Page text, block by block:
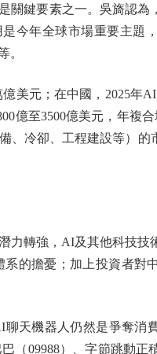
鍵要素之一。吳旖認為
今年全球市場重要主題
。
元；在中國，2025年AI
億至3500億美元，年複
冷卻、工程建設等）的
轉強，AI及其他科技技
的擔憂；加上投資者對
機器人仍然是爭奪消
（09988）、字節跳動正